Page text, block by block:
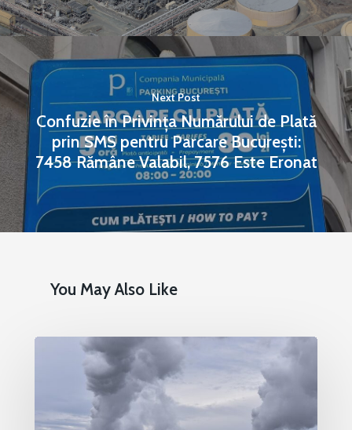
Next Post
Confuzie în Privința Numărului de Plată
prin SMS pentru Parcare București:
7458 Rămâne Valabil, 7576 Este Eronat
You May Also Like